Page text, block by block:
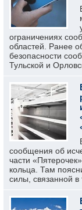
ограничениях
областей. Ранее
безопасности
Тульской и
сообщения об
части
кольца. Там
силы, связанной в